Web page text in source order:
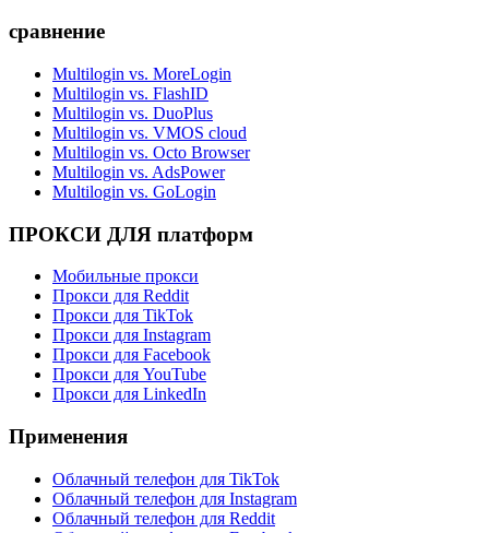
сравнение
Multilogin vs. MoreLogin
Multilogin vs. FlashID
Multilogin vs. DuoPlus
Multilogin vs. VMOS cloud
Multilogin vs. Octo Browser
Multilogin vs. AdsPower
Multilogin vs. GoLogin
ПРОКСИ ДЛЯ платформ
Мобильные прокси
Прокси для Reddit
Прокси для TikTok
Прокси для Instagram
Прокси для Facebook
Прокси для YouTube
Прокси для LinkedIn
Применения
Облачный телефон для TikTok
Облачный телефон для Instagram
Облачный телефон для Reddit